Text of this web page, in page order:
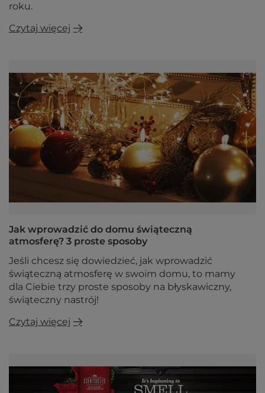
roku.
Czytaj więcej
Jak wprowadzić do domu świąteczną
atmosferę? 3 proste sposoby
Jeśli chcesz się dowiedzieć, jak wprowadzić
świąteczną atmosferę w swoim domu, to mamy
dla Ciebie trzy proste sposoby na błyskawiczny,
świąteczny nastrój!
Czytaj więcej